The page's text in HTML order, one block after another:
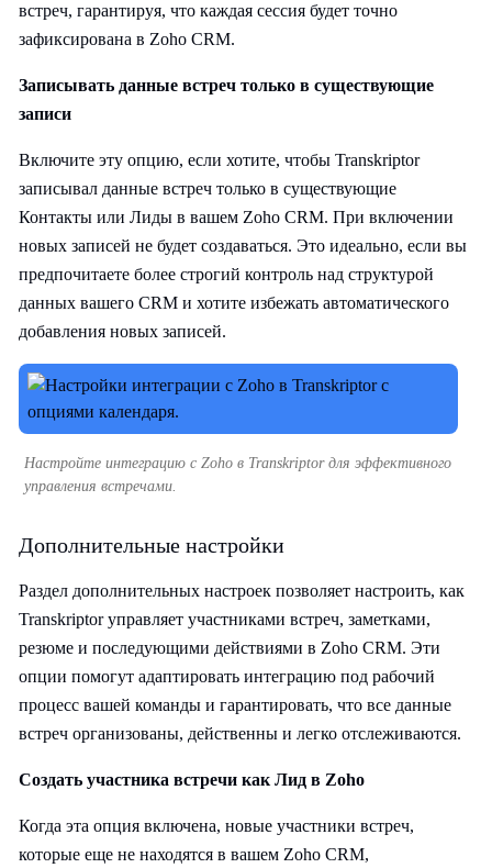
встреч, гарантируя, что каждая сессия будет точно
зафиксирована в Zoho CRM.
Записывать данные встреч только в существующие
записи
Включите эту опцию, если хотите, чтобы Transkriptor
записывал данные встреч только в существующие
Контакты или Лиды в вашем Zoho CRM. При включении
новых записей не будет создаваться. Это идеально, если вы
предпочитаете более строгий контроль над структурой
данных вашего CRM и хотите избежать автоматического
добавления новых записей.
Настройте интеграцию с Zoho в Transkriptor для эффективного
управления встречами.
Дополнительные настройки
Раздел дополнительных настроек позволяет настроить, как
Transkriptor управляет участниками встреч, заметками,
резюме и последующими действиями в Zoho CRM. Эти
опции помогут адаптировать интеграцию под рабочий
процесс вашей команды и гарантировать, что все данные
встреч организованы, действенны и легко отслеживаются.
Создать участника встречи как Лид в Zoho
Когда эта опция включена, новые участники встреч,
которые еще не находятся в вашем Zoho CRM,